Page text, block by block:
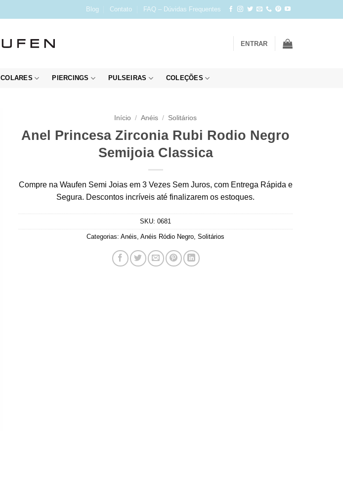
Blog Contato FAQ – Dúvidas Frequentes
ENTRAR
COLARES PIERCINGS PULSEIRAS COLEÇÕES
Início / Anéis / Solitários
Anel Princesa Zirconia Rubi Rodio Negro
Semijoia Classica
Compre na Waufen Semi Joias em 3 Vezes Sem Juros, com Entrega Rápida e
Segura. Descontos incríveis até finalizarem os estoques.
SKU: 0681
Categorias: Anéis Anéis Ródio Negro Solitários